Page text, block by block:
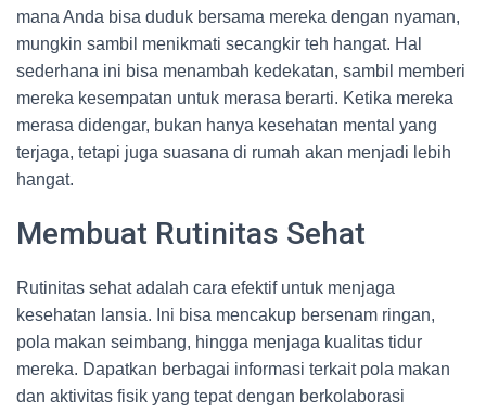
mana Anda bisa duduk bersama mereka dengan nyaman,
mungkin sambil menikmati secangkir teh hangat. Hal
sederhana ini bisa menambah kedekatan, sambil memberi
mereka kesempatan untuk merasa berarti. Ketika mereka
merasa didengar, bukan hanya kesehatan mental yang
terjaga, tetapi juga suasana di rumah akan menjadi lebih
hangat.
Membuat Rutinitas Sehat
Rutinitas sehat adalah cara efektif untuk menjaga
kesehatan lansia. Ini bisa mencakup bersenam ringan,
pola makan seimbang, hingga menjaga kualitas tidur
mereka. Dapatkan berbagai informasi terkait pola makan
dan aktivitas fisik yang tepat dengan berkolaborasi